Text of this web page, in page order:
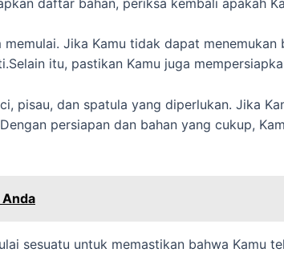
Jika Kamu tidak dapat
itu, pastikan Kamu juga
pisau, dan spatula yang diperlukan. Jika
persiapan dan bahan yang cukup,
sesuatu untuk memastikan bahwa Kamu